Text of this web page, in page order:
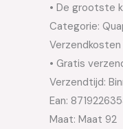
• De grootste
Categorie:
Verzendkosten
• Gratis
Verzendtijd:
Ean:
Maat: Maat 92